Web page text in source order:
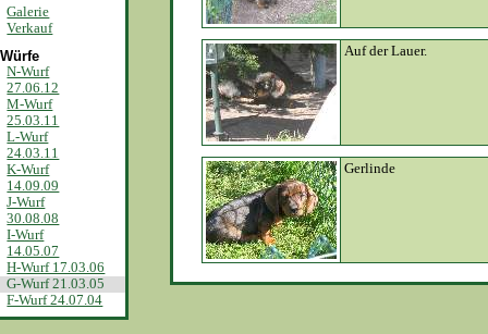
Galerie
Verkauf
Würfe
N-Wurf
27.06.12
M-Wurf
25.03.11
L-Wurf
24.03.11
K-Wurf
14.09.09
J-Wurf
30.08.08
I-Wurf
14.05.07
H-Wurf 17.03.06
G-Wurf 21.03.05
F-Wurf 24.07.04
Auf der Lauer.
Gerlinde